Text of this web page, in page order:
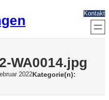
Kontakt
WA0014.jpg
2022Kategorie(n):